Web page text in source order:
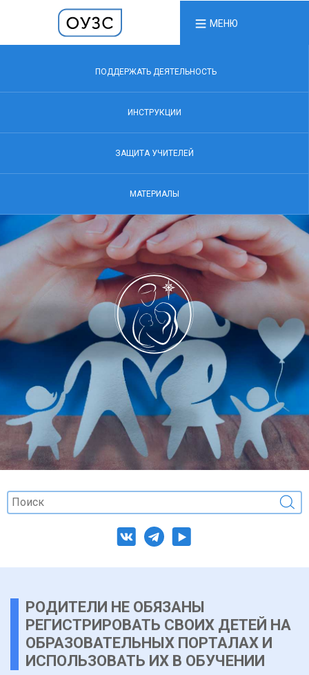
МЕНЮ
ПОДДЕРЖАТЬ ДЕЯТЕЛЬНОСТЬ
ИНСТРУКЦИИ
ЗАЩИТА УЧИТЕЛЕЙ
МАТЕРИАЛЫ
РОДИТЕЛИ НЕ ОБЯЗАНЫ
РЕГИСТРИРОВАТЬ СВОИХ ДЕТЕЙ НА
ОБРАЗОВАТЕЛЬНЫХ ПОРТАЛАХ И
ИСПОЛЬЗОВАТЬ ИХ В ОБУЧЕНИИ